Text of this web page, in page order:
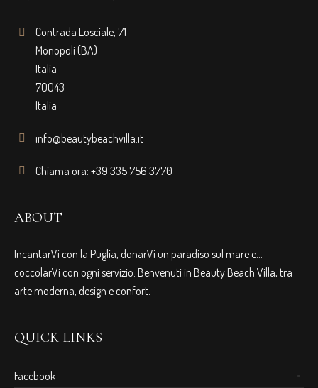
Contrada Losciale, 71
Monopoli (BA)
Italia
70043
Italia
info@beautybeachvilla.it
Chiama ora: +39 335 756 3770
ABOUT
IncantarVi con la Puglia, donarVi un paradiso sul mare e…
coccolarVi con ogni servizio. Benvenuti in Beauty Beach Villa, tra
arte moderna, design e confort.
QUICK LINKS
Facebook